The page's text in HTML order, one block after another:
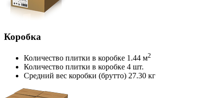
Коробка
Количество плитки в коробке 1.44 м2
Количество плитки в коробке 4 шт.
Средний вес коробки (брутто) 27.30 кг